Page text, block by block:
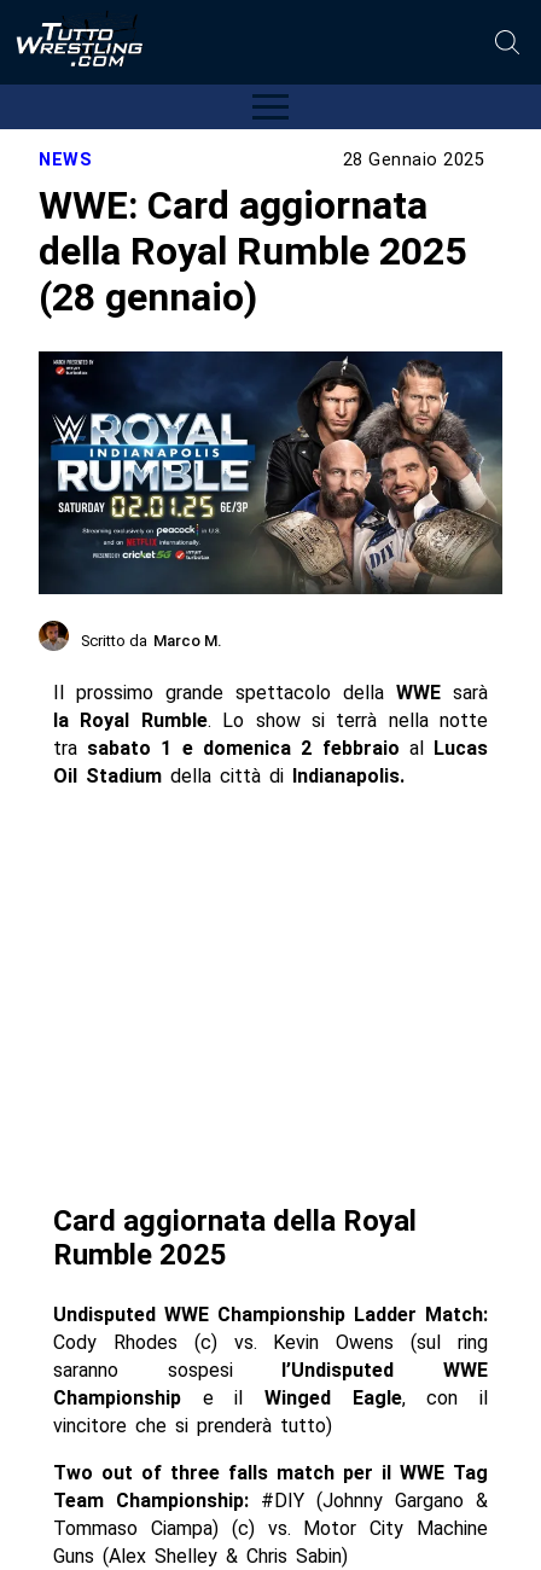
NEWS 28 Gennaio 2025
WWE: Card aggiornata
della Royal Rumble 2025
(28 gennaio)
Scritto da Marco M.
Il prossimo grande spettacolo dellaWWE sarà
la Royal Rumble. Lo show si terrà nella notte
tra sabato 1 e domenica 2 febbraio al
Lucas
Oil Stadiumdella città di Indianapolis.
Card aggiornata della Royal
Rumble 2025
Undisputed WWE Championship Ladder Match:
Cody Rhodes (c) vs. Kevin Owens (sul ring
saranno sospesi
l’Undisputed WWE
Championshipe il Winged Eagle, con il
vincitore che si prenderà tutto)
Two out of three falls match per il WWE Tag
Team Championship: #DIY (Johnny Gargano &
Tommaso Ciampa) (c) vs. Motor City Machine
Guns (Alex Shelley & Chris Sabin)